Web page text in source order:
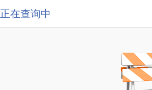
正在查询中